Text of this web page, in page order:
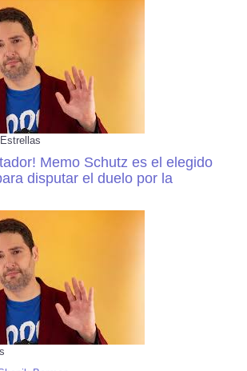
Memo Schutz es el elegido
disputar el duelo por la